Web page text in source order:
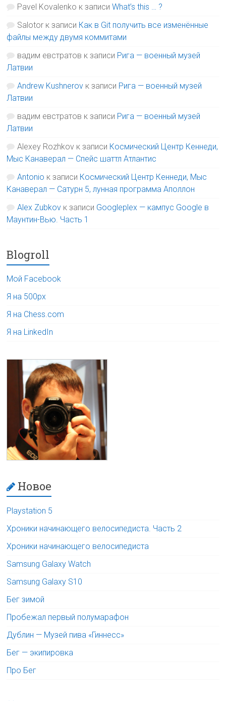
Pavel Kovalenko к записиWhat’s this … ?
Salotor к записи Как в Git получить все изменённые
файлы между двумя коммитами
вадим евстратов к записи Рига — военный музей
Латвии
Andrew Kushnerov к записи Рига — военный музей
Латвии
вадим евстратов к записи Рига — военный музей
Латвии
Alexey Rozhkov к записи Космический Центр Кеннеди,
Мыс Канаверал — Спейс шаттл Атлантис
Antonio к записи Космический Центр Кеннеди, Мыс
Канаверал — Сатурн 5, лунная программа Аполлон
Alex Zubkov к записи Googleplex — кампус Google в
Маунтин-Вью. Часть 1
Blogroll
Мой Facebook
Я на 500px
Я на Chess.com
Я на LinkedIn
Новое
Playstation 5
Хроники начинающего велосипедиста. Часть 2
Хроники начинающего велосипедиста
Samsung Galaxy Watch
Samsung Galaxy S10
Бег зимой
Пробежал первый полумарафон
Дублин — Музей пива «Гиннесс»
Бег — экипировка
Про Бег